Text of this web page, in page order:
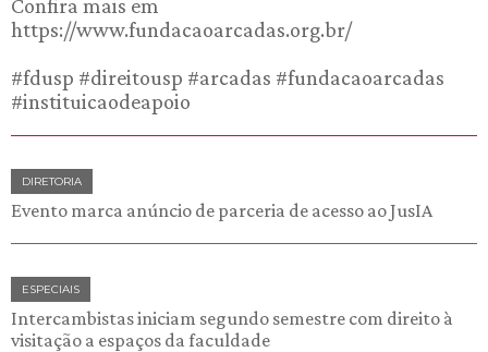
Confira mais em
https://www.fundacaoarcadas.org.br/
#fdusp #direitousp #arcadas #fundacaoarcadas
#instituicaodeapoio
DIRETORIA
Evento marca anúncio de parceria de acesso ao JusIA
ESPECIAIS
Intercambistas iniciam segundo semestre com direito à
visitação a espaços da faculdade